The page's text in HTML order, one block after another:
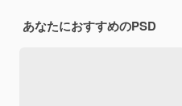
あなたにおすすめのPSD